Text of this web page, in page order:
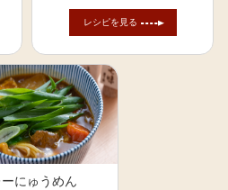
レシピを見る
にゅうめん